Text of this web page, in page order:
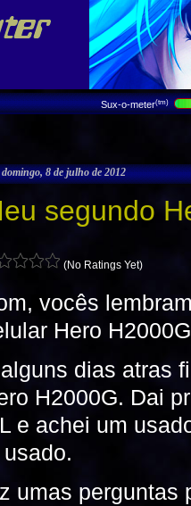
Sux-o-meter(tm)
8 de julho de 2012
segundo
(No Ratings Yet)
vocês
Hero
dias atras
H2000G. Dai
e achei um
umas perguntas